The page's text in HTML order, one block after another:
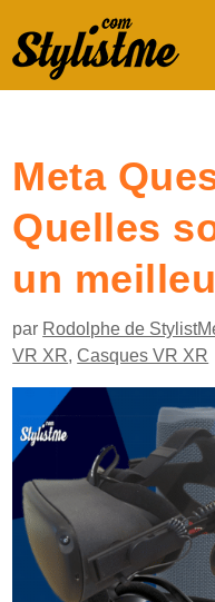
Meta
Quelles
un
par Rodolphe de
VR XR,Casques VR XR